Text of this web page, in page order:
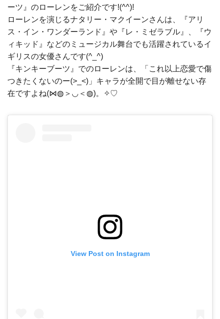
ーツ』のローレンをご紹介です!(^^)!
ローレンを演じるナタリー・マクイーンさんは、『アリ
ス・イン・ワンダーランド』や『レ・ミゼラブル』、『ウ
ィキッド』などのミュージカル舞台でも活躍されているイ
ギリスの女優さんです(^_^)
『キンキーブーツ』でのローレンは、「これ以上恋愛で傷
つきたくないのー(>_<)」キャラが全開で目が離せない存
在ですよね(⋈◍＞◡＜◍)。✧♡
View Post on Instagram